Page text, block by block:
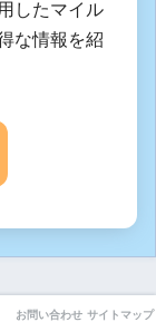
したマイル
な情報を紹
お問い合わせ サイトマップ